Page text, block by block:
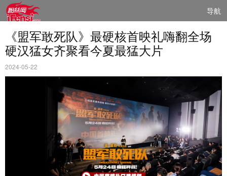
导航
《盟军敢死队》最硬核首映礼嗨翻全场
硬汉猛女齐聚看今夏最猛大片
2024-05-22